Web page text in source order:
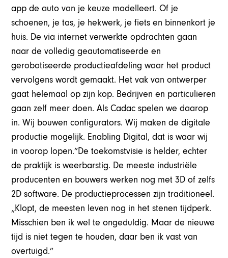
app de auto van je keuze modelleert. Of je
schoenen, je tas, je hekwerk, je fiets en binnenkort je
huis. De via internet verwerkte opdrachten gaan
naar de volledig geautomatiseerde en
gerobotiseerde productieafdeling waar het product
vervolgens wordt gemaakt. Het vak van ontwerper
gaat helemaal op zijn kop. Bedrijven en particulieren
gaan zelf meer doen. Als Cadac spelen we daarop
in. Wij bouwen configurators. Wij maken de digitale
productie mogelijk. Enabling Digital, dat is waar wij
in voorop lopen.”De toekomstvisie is helder, echter
de praktijk is weerbarstig. De meeste industriële
producenten en bouwers werken nog met 3D of zelfs
2D software. De productieprocessen zijn traditioneel.
„Klopt, de meesten leven nog in het stenen tijdperk.
Misschien ben ik wel te ongeduldig. Maar de nieuwe
tijd is niet tegen te houden, daar ben ik vast van
overtuigd.”